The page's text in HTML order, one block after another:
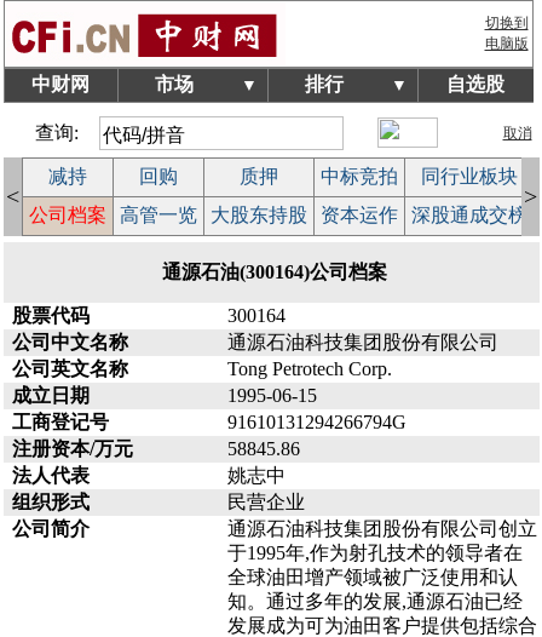
切换到
电脑版
中财网 市场 ▼ 排行 ▼ 自选股
查询: 取消
<
减持 回购 质押 中标竞拍
同行业板块
公司档案 高管一览 大股东持股 资本运作 深股通成交榜
>
通源石油(300164)公司档案
股票代码
300164
公司中文名称
通源石油科技集团股份有限公司
公司英文名称
Tong Petrotech Corp.
成立日期
1995-06-15
工商登记号
91610131294266794G
注册资本/万元
58845.86
法人代表
姚志中
组织形式
民营企业
公司简介
通源石油科技集团股份有限公司创立
于1995年,作为射孔技术的领导者在
全球油田增产领域被广泛使用和认
知。通过多年的发展,通源石油已经
发展成为可为油田客户提供包括综合